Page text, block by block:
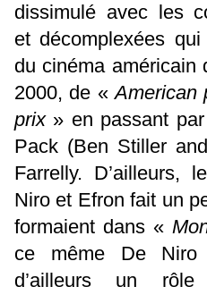
dissimulé avec les
et décomplexées
du cinéma américain
2000, de «American
prix» en passant
Pack (Ben Stiller
Farrelly. D’ailleurs,
Niro et Efron fait un
formaient dans «
ce même De Niro
d’ailleurs un rôle